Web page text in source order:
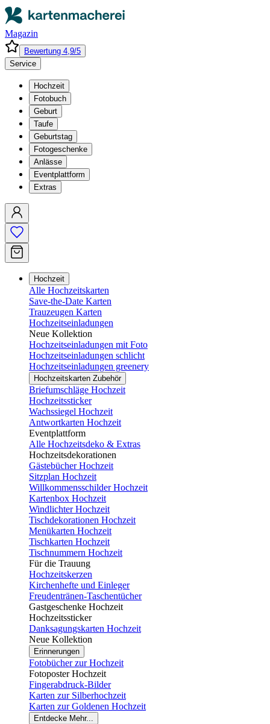
Magazin
Bewertung 4,9/5
Service
Hochzeit
Fotobuch
Geburt
Taufe
Geburtstag
Fotogeschenke
Anlässe
Eventplattform
Extras
Hochzeit
Alle Hochzeitskarten
Save-the-Date Karten
Trauzeugen Karten
Hochzeitseinladungen
Neue Kollektion
Hochzeitseinladungen mit Foto
Hochzeitseinladungen schlicht
Hochzeitseinladungen greenery
Hochzeitskarten Zubehör
Briefumschläge Hochzeit
Hochzeitssticker
Wachssiegel Hochzeit
Antwortkarten Hochzeit
Eventplattform
Alle Hochzeitsdeko & Extras
Hochzeitsdekorationen
Gästebücher Hochzeit
Sitzplan Hochzeit
Willkommensschilder Hochzeit
Kartenbox Hochzeit
Windlichter Hochzeit
Tischdekorationen Hochzeit
Menükarten Hochzeit
Tischkarten Hochzeit
Tischnummern Hochzeit
Für die Trauung
Hochzeitskerzen
Kirchenhefte und Einleger
Freudentränen-Taschentücher
Gastgeschenke Hochzeit
Hochzeitssticker
Danksagungskarten Hochzeit
Neue Kollektion
Erinnerungen
Fotobücher zur Hochzeit
Fotoposter Hochzeit
Fingerabdruck-Bilder
Karten zur Silberhochzeit
Karten zur Goldenen Hochzeit
Entdecke Mehr...